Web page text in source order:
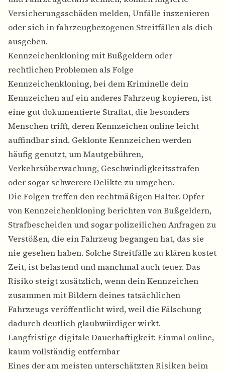
Versicherungsschäden melden, Unfälle inszenieren
oder sich in fahrzeugbezogenen Streitfällen als dich
ausgeben.
Kennzeichenkloning mit Bußgeldern oder
rechtlichen Problemen als Folge
Kennzeichenkloning, bei dem Kriminelle dein
Kennzeichen auf ein anderes Fahrzeug kopieren, ist
eine gut dokumentierte Straftat, die besonders
Menschen trifft, deren Kennzeichen online leicht
auffindbar sind. Geklonte Kennzeichen werden
häufig genutzt, um Mautgebühren,
Verkehrsüberwachung, Geschwindigkeitsstrafen
oder sogar schwerere Delikte zu umgehen.
Die Folgen treffen den rechtmäßigen Halter. Opfer
von Kennzeichenkloning berichten von Bußgeldern,
Strafbescheiden und sogar polizeilichen Anfragen zu
Verstößen, die ein Fahrzeug begangen hat, das sie
nie gesehen haben. Solche Streitfälle zu klären kostet
Zeit, ist belastend und manchmal auch teuer. Das
Risiko steigt zusätzlich, wenn dein Kennzeichen
zusammen mit Bildern deines tatsächlichen
Fahrzeugs veröffentlicht wird, weil die Fälschung
dadurch deutlich glaubwürdiger wirkt.
Langfristige digitale Dauerhaftigkeit: Einmal online,
kaum vollständig entfernbar
Eines der am meisten unterschätzten Risiken beim